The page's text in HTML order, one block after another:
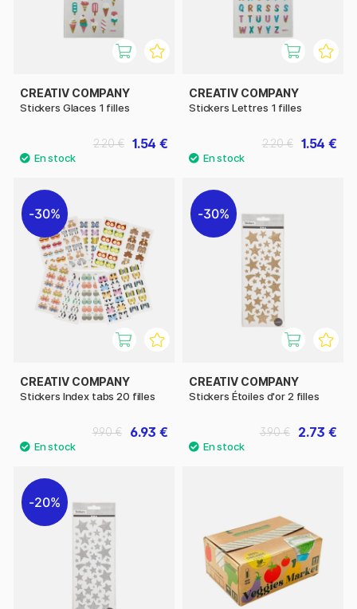
CREATIV COMPANY
Stickers Glaces 1 filles
1.54 €
2.20 €
CREATIV COMPANY
Stickers Lettres 1 filles
1.54 €
2.20 €
30%
CREATIV COMPANY
Stickers Index tabs 20 filles
6.93 €
9.90 €
30%
CREATIV COMPANY
Stickers Étoiles d'or 2 filles
2.73 €
3.90 €
20%